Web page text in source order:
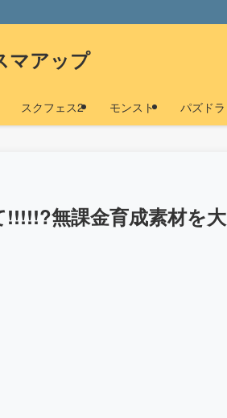
マアップ
スクフェス2 モンスト パズドラ
!!!!!?無課金育成素材を大